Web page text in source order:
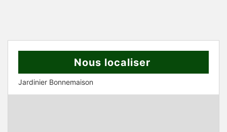
Nous localiser
Jardinier Bonnemaison